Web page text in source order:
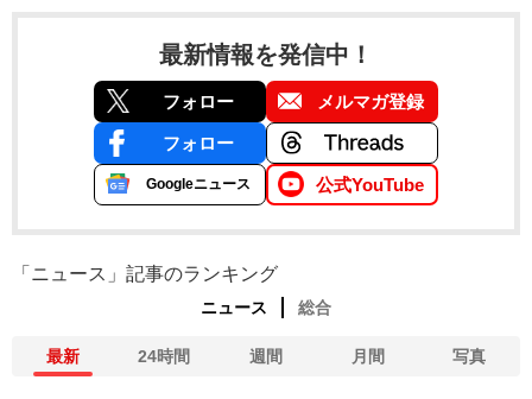
最新情報を発信中！
フォロー メルマガ登録
フォロー
Googleニュース 公式YouTube
「ニュース」記事のランキング
ニュース 総合
最新 24時間 週間 月間 写真